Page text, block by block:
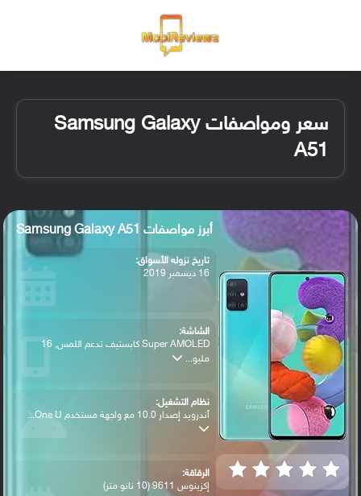
سعر ومواصفات Samsung Galaxy
A51
أبرز مواصفات Samsung Galaxy A51
تاريخ نزوله الأسواق:
16 ديسمبر 2019
الشاشة:
Super AMOLED كابستيف تدعم اللمس, 16
مليو...
نظام التشغيل:
أندرويد إصدار 10.0 مع واجهة مستخدم One U...
الرقاقة:
إكزينوس 9611 (10 نانو متر)